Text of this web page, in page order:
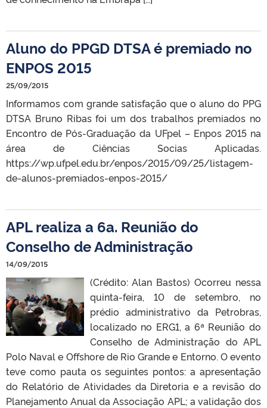
Aluno do PPGD DTSA é premiado no
ENPOS 2015
25/09/2015
Informamos com grande satisfação que o aluno do PPG
DTSA Bruno Ribas foi um dos trabalhos premiados no
Encontro de Pós-Graduação da UFpel – Enpos 2015 na
área de Ciências Socias Aplicadas.
https://wp.ufpel.edu.br/enpos/2015/09/25/listagem-
de-alunos-premiados-enpos-2015/
APL realiza a 6a. Reunião do
Conselho de Administração
14/09/2015
(Crédito: Alan Bastos) Ocorreu nessa
quinta-feira, 10 de setembro, no
prédio administrativo da Petrobras,
localizado no ERG1, a 6ª Reunião do
Conselho de Administração do APL
Polo Naval e Offshore de Rio Grande e Entorno. O evento
teve como pauta os seguintes pontos: a apresentação
do Relatório de Atividades da Diretoria e a revisão do
Planejamento Anual da Associação APL; a validação dos